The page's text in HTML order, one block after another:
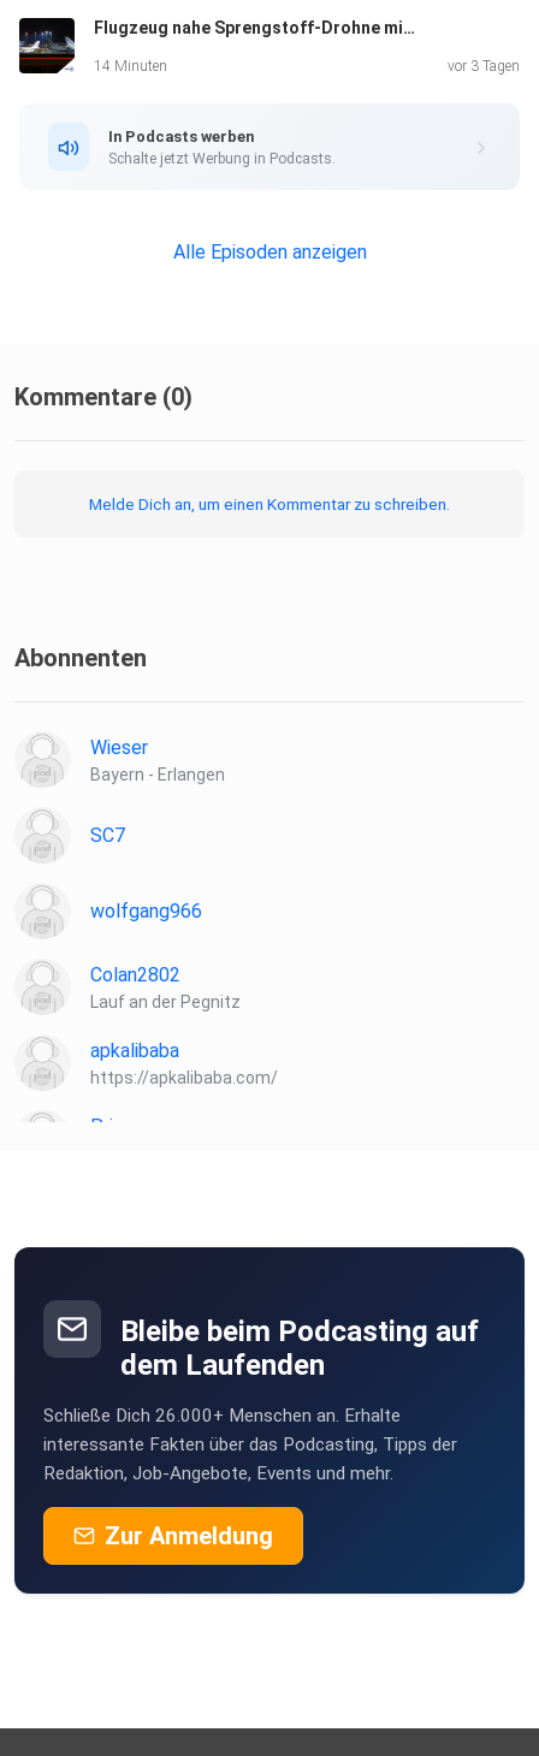
Flugzeug nahe Sprengstoff-Drohne mit Munition beladen?
14 Minuten vor 3 Tagen
In Podcasts werben
Schalte jetzt Werbung in Podcasts.
Alle Episoden anzeigen
Kommentare (0)
Melde Dich an, um einen Kommentar zu schreiben.
Abonnenten
Wieser
Bayern - Erlangen
SC7
wolfgang966
Colan2802
Lauf an der Pegnitz
apkalibaba
https://apkalibaba.com/
Priamos
Köln
kutumi
münchen
Go
Kerstinmewes
Bleibe beim Podcasting auf
dem Laufenden
Schließe Dich 26.000+ Menschen an. Erhalte
interessante Fakten über das Podcasting, Tipps der
Redaktion, Job-Angebote, Events und mehr.
Zur Anmeldung